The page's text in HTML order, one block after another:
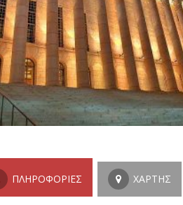
ΠΛΗΡΟΦΟΡΊΕΣ ΧΆΡΤΗΣ